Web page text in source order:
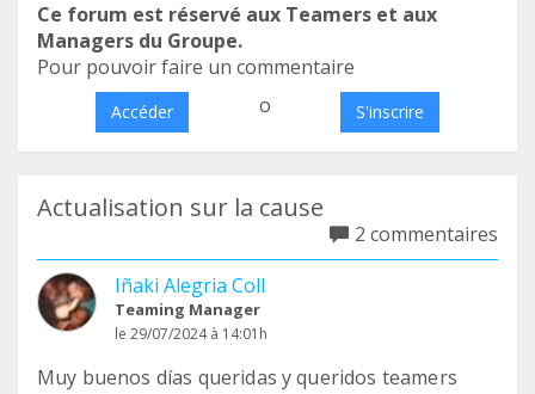
Ce forum est réservé aux Teamers et aux
Managers du Groupe.
Pour pouvoir faire un commentaire
Accéder o S'inscrire
Actualisation sur la cause
2 commentaires
Iñaki Alegria Coll
Teaming Manager
le 29/07/2024 à 14:01h
Muy buenos días queridas y queridos teamers